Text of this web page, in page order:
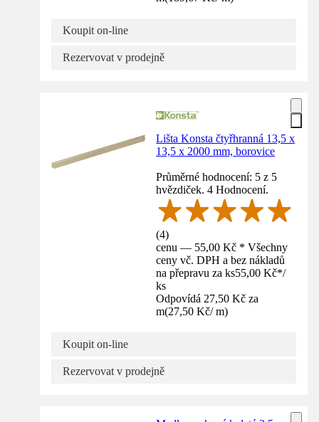
Koupit on-line
Rezervovat v prodejně
Lišta Konsta čtyřhranná 13,5 x
13,5 x 2000 mm, borovice
Průměrné hodnocení: 5 z 5
hvězdiček. 4 Hodnocení.
(4)
cenu — 55,00 Kč * Všechny
ceny vč. DPH a bez nákladů
na přepravu za ks55,00 Kč*/
ks
Odpovídá 27,50 Kč za
m(27,50 Kč/ m)
Koupit on-line
Rezervovat v prodejně